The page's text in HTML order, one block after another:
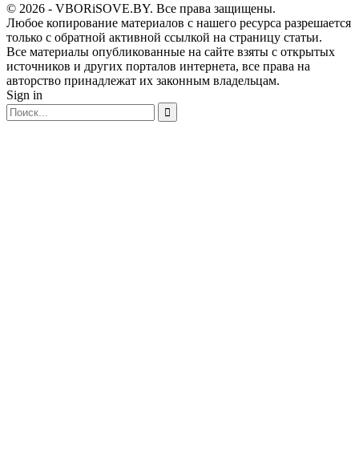
© 2026 - VBORiSOVE.BY. Все права защищены.
Любое копирование материалов с нашего ресурса разрешается
только с обратной активной ссылкой на страницу статьи.
Все материалы опубликованные на сайте взяты с открытых
источников и других порталов интернета, все права на
авторство принадлежат их законным владельцам.
Sign in